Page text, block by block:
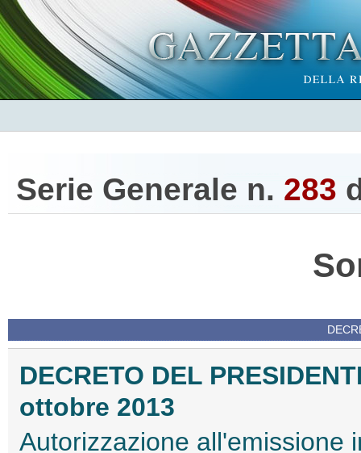
Serie Generale n. 283
DECRETO DEL
ottobre 2013
Autorizzazione all'emissione